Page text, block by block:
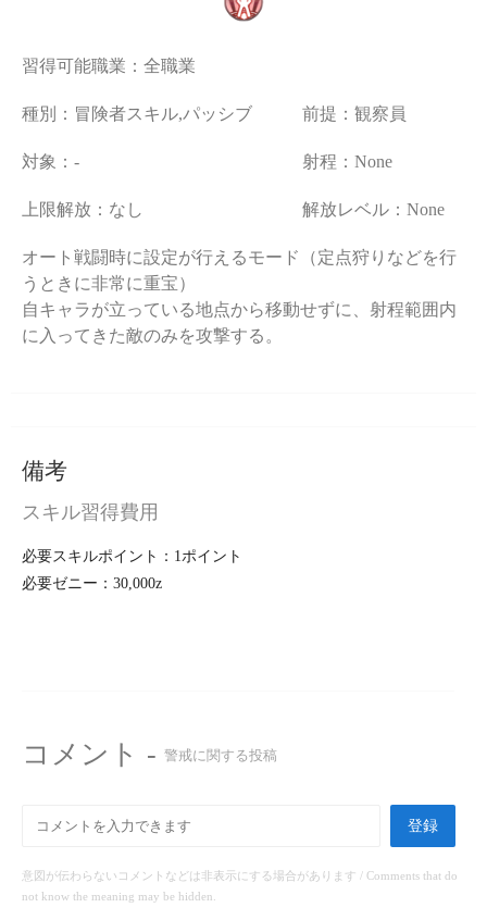
習得可能職業： 全職業
種別：冒険者スキル,パッシブ 前提：観察員
対象：- 射程：None
上限解放：なし 解放レベル：None
オート戦闘時に設定が行えるモード（定点狩りなどを行
うときに非常に重宝）
自キャラが立っている地点から移動せずに、射程範囲内
に入ってきた敵のみを攻撃する。
備考
スキル習得費用
必要スキルポイント：1ポイント
必要ゼニー：30,000z
コメント - 警戒に関する投稿
登録
意図が伝わらないコメントなどは非表示にする場合があります / Comments that do
not know the meaning may be hidden.